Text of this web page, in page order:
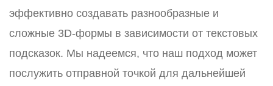
эффективно создавать разнообразные и
сложные 3D-формы в зависимости от текстовых
подсказок. Мы надеемся, что наш подход может
послужить отправной точкой для дальнейшей